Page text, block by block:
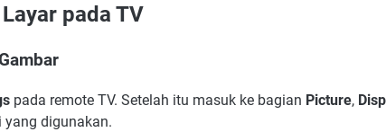
pada TV
pada remote TV. Setelah itu masuk ke bagian Picture,
yang digunakan.